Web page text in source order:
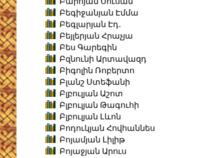
Բեգիջանյան Էմմա
Բեգլարյան Էդ․
Բեյլերյան Հրաչյա
Բես Գարեգին
Բզնունի Արտավազդ
Բիգոլին Ռոբերտո
Բլանշ Ստեֆանի
Բլբուլյան Աշոտ
Բլբուլյան Թագուհի
Բլբուլյան Լևոն
Բոդուկյան Հովհաննես
Բոյամյան Լիլիթ
Բոյաջյան Արուս